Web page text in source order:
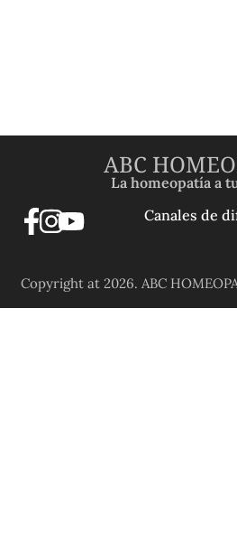
ABC
La homeopatía a
Canales de
Copyright at 2026. ABC